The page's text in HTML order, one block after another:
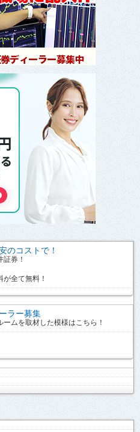
のコストで！
券！
全て無料！
ラー募集
ムを取材した模様はこちら！